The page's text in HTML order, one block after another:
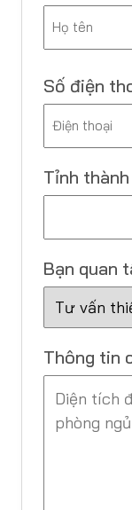
Số điện
Tỉnh
Bạn quan
Thông tin